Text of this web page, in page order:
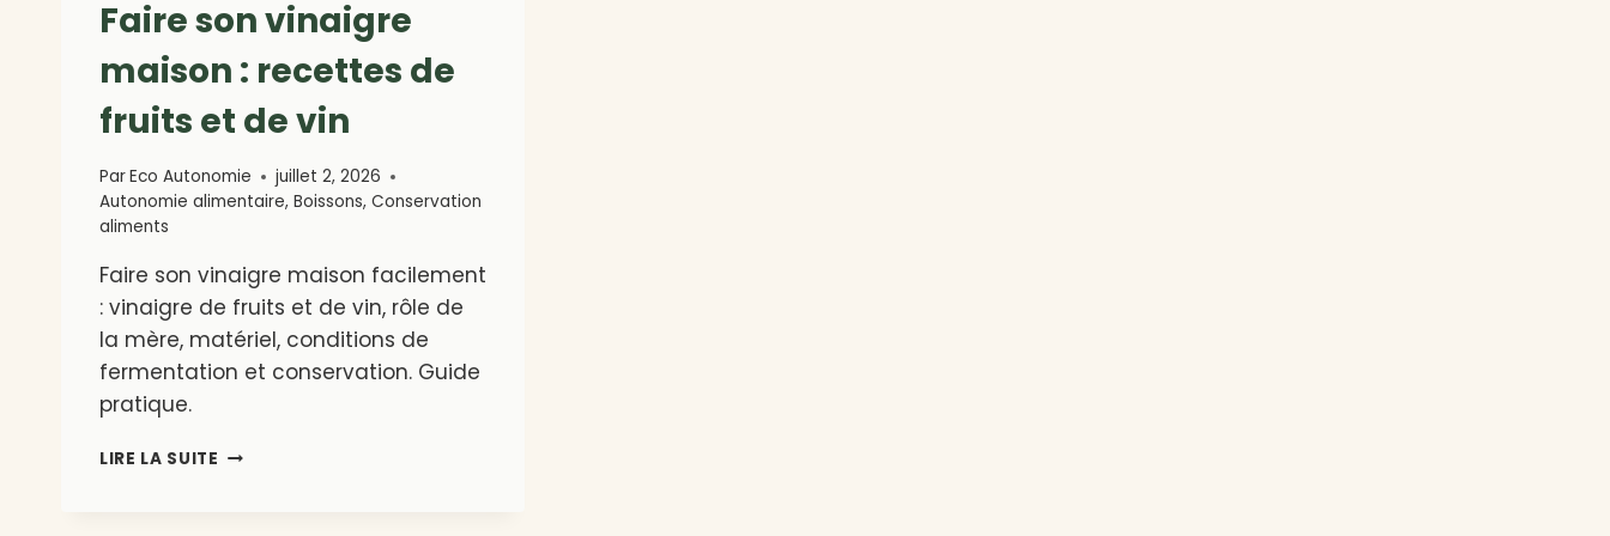
Faire son vinaigre
maison : recettes de
fruits et de vin
ParEco Autonomie
juillet 2, 2026
Autonomie alimentaire, Boissons, Conservation
aliments
Faire son vinaigre maison facilement
: vinaigre de fruits et de vin, rôle de
la mère, matériel, conditions de
fermentation et conservation. Guide
pratique.
LIRE LA SUITE FAIRE